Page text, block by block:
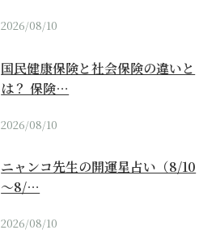
2026/08/10
国民健康保険と社会保険の違いと
は？ 保険…
2026/08/10
ニャンコ先生の開運星占い（8/10
～8/…
2026/08/10